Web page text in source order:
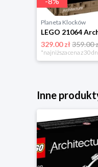
Planeta Klocków
329.00 zł359.00
*najniższa cena z 30
Inne